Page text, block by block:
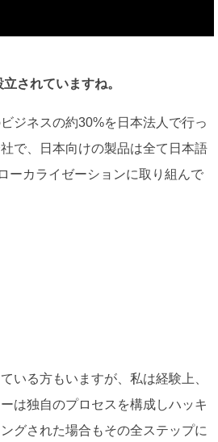
されていますね。
ジネスの約30%を日本法人で行っ
で、日本向けの製品は全て日本語
ーカライゼーションに取り組んで
いる方もいますが、私は経験上、
は独自のプロセスを構成しハッキ
グされた場合もその全ステップに